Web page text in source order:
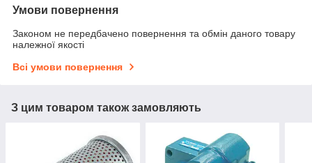
Умови повернення
Законом не передбачено повернення та обмін даного товару
належної якості
Всі умови повернення
З цим товаром також замовляють